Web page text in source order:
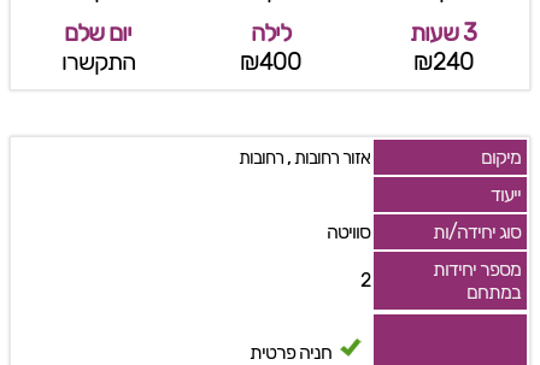
3 שעות
₪240
לילה
₪400
יום שלם
התקשרו
מיקום אזור רחובות, רחובות
ייעוד
סוג יחידה/ות
סוויטה
מספר יחידות
במתחם
2
חניה פרטית